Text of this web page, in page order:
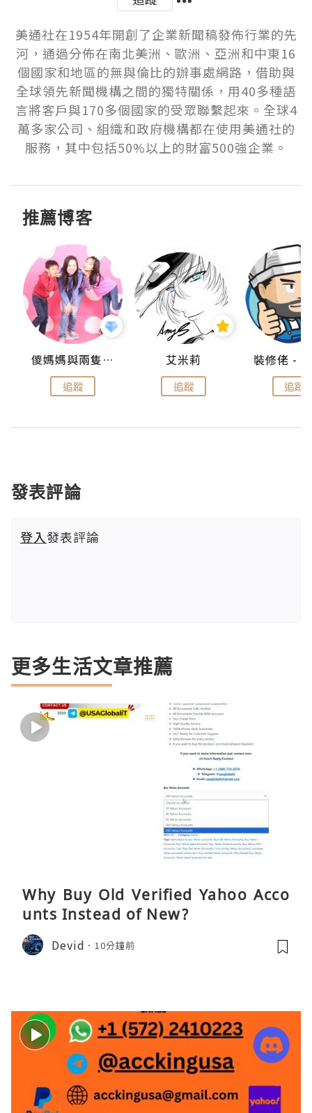
美通社在1954年開創了企業新聞稿發佈行業的先
河，通過分佈在南北美洲、歐洲、亞洲和中東16
個國家和地區的無與倫比的辦事處網路，借助與
全球領先新聞機構之間的獨特關係，用40多種語
言將客戶與170多個國家的受眾聯繫起來。全球4
萬多家公司、組織和政府機構都在使用美通社的
服務，其中包括50%以上的財富500強企業。
推薦博客
儍媽媽與兩隻小魔怪之家
追蹤
艾米莉
追蹤 追蹤
發表評論
登入發表評論
更多生活文章推薦
Why Buy Old Verified Yahoo Acco
unts Instead of New?
Devid 10分鐘前